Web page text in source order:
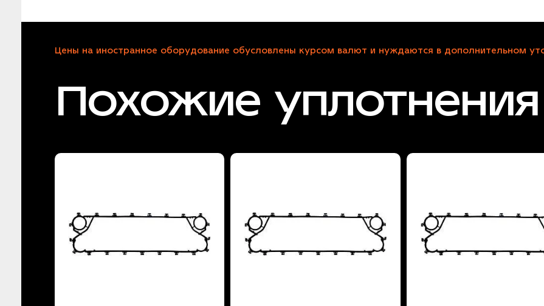
Цены на иностранное оборудование обусловлены курсом валют и нуждаются в дополнительном
Похожие